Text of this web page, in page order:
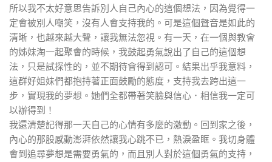
所以我不太好意思告訴別人自己內心的這個想法，因為覺得一
定會被別人嘲笑，沒有人會支持我的。可是這個聲音是如此的
清晰，也越來越大聲，讓我無法忽視。有一天，在一個與教會
的姊妹淘一起聚會的時候，我鼓起勇氣說出了自己的這個想
法，只是試探性的，並不期待會得到認可。結果出乎我意料，
這群好姐妹們都抱持著正面鼓勵的態度，支持我去跨出這一
步，實現我的夢想。她們全都帶著笑臉與信心．相信我一定可
以辦得到！
我還清楚記得那一天自己的心情有多麼的激動。回到家之後，
內心的那股感動澎湃依然讓我心跳不已，熱淚盈眶。我切身體
會到追尋夢想是需要勇氣的，而且別人對於這個勇氣的支持，